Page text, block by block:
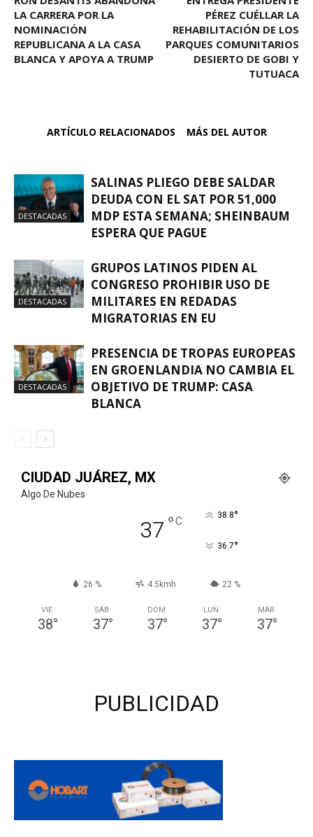
LA CARRERA POR LA
NOMINACIÓN
REPUBLICANA A LA CASA
BLANCA Y APOYA A TRUMP
PÉREZ CUÉLLAR LA
REHABILITACIÓN DE LOS
PARQUES COMUNITARIOS
DESIERTO DE GOBI Y
TUTUACA
ARTÍCULO RELACIONADOS MÁS DEL AUTOR
DESTACADAS
SALINAS PLIEGO DEBE SALDAR
DEUDA CON EL SAT POR 51,000
MDP ESTA SEMANA; SHEINBAUM
ESPERA QUE PAGUE
DESTACADAS
GRUPOS LATINOS PIDEN AL
CONGRESO PROHIBIR USO DE
MILITARES EN REDADAS
MIGRATORIAS EN EU
DESTACADAS
PRESENCIA DE TROPAS EUROPEAS
EN GROENLANDIA NO CAMBIA EL
OBJETIVO DE TRUMP: CASA
BLANCA
CIUDAD JUÁREZ, MX
Algo De Nubes
37 °C 38.8°
36.7°
26 % 4.5kmh 22 %
VIE
38°
SÁB
37°
DOM
37°
LUN
37°
MAR
37°
PUBLICIDAD